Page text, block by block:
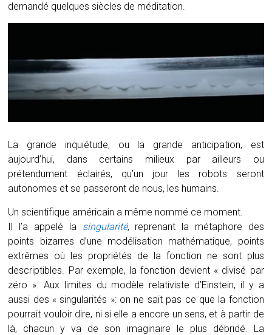
demandé quelques siècles de méditation.
La grande inquiétude, ou la grande anticipation, est
aujourd’hui, dans certains milieux par ailleurs ou
prétendument éclairés, qu’un jour les robots seront
autonomes et se passeront de nous, les humains.
Un scientifique américain a même nommé ce moment.
Il l’a appelé la singularité, reprenant la métaphore des
points bizarres d’une modélisation mathématique, points
extrêmes où les propriétés de la fonction ne sont plus
descriptibles. Par exemple, la fonction devient « divisé par
zéro ». Aux limites du modèle relativiste d’Einstein, il y a
aussi des « singularités »: on ne sait pas ce que la fonction
pourrait vouloir dire, ni si elle a encore un sens, et à partir de
là, chacun y va de son imaginaire le plus débridé. La